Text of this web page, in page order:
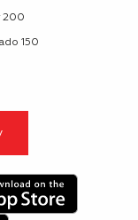
200
150